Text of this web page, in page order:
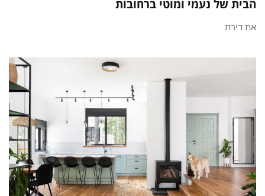
הבית של נעמי ומוטי ברחובות
את דירת